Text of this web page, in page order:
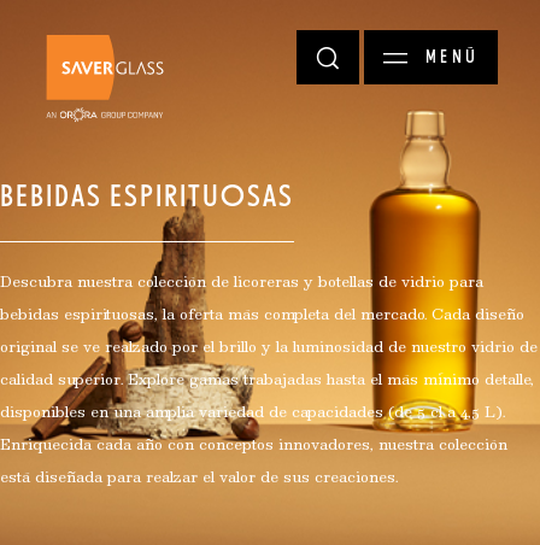
MENÚ
BEBIDAS ESPIRITUOSAS
Descubra nuestra colección de licoreras y botellas de vidrio para
bebidas espirituosas, la oferta más completa del mercado. Cada diseño
original se ve realzado por el brillo y la luminosidad de nuestro vidrio de
calidad superior. Explore gamas trabajadas hasta el más mínimo detalle,
disponibles en una amplia variedad de capacidades (de 5 cl a 4,5 L).
Enriquecida cada año con conceptos innovadores, nuestra colección
está diseñada para realzar el valor de sus creaciones.